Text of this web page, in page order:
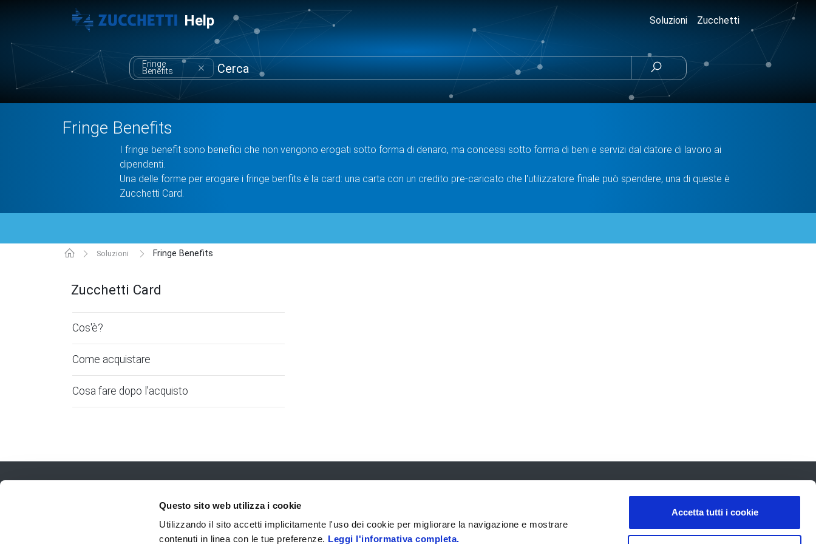
Questo sito web utilizza i cookie
Utilizzando il sito accetti implicitamente l'uso dei cookie per migliorare la navigazione e mostrare
contenuti in linea con le tue preferenze. Leggi l'informativa completa.
Accetta tutti i cookie
Help Zucchetti
Soluzioni
Fringe
Benefits 
Fringe Benefits
I fringe benefit sono benefici che non vengono erogati sotto forma di denaro, ma concessi sotto forma di beni e servizi dal datore di lavoro ai
dipendenti.
Una delle forme per erogare i fringe benfits è la card: una carta con un credito pre-caricato che l'utilizzatore finale può spendere, una di queste è
Zucchetti Card.
Soluzioni Fringe Benefits
Zucchetti Card
Cos'è?
Come acquistare
Cosa fare dopo l'acquisto
Chi Siamo
Comunicati